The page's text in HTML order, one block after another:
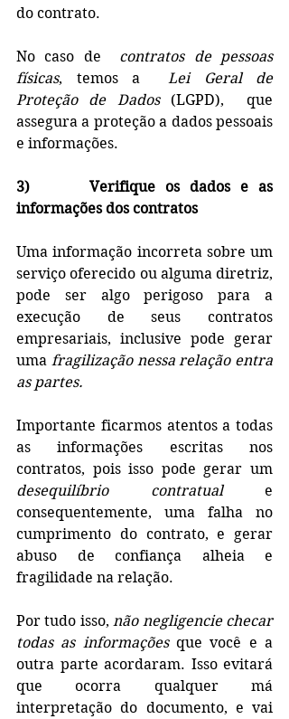
do contrato.
No caso de contratos de pessoas
físicas, temos a Lei Geral de
Proteção de Dados (LGPD),  que
assegura a proteção a dados pessoais
e informações.
3)      Verifique os dados e as
informações dos contratos
Uma informação incorreta sobre um
serviço oferecido ou alguma diretriz,
pode ser algo perigoso para a
execução de seus contratos
empresariais, inclusive pode gerar
uma fragilização nessa relação entra
as partes.
Importante ficarmos atentos a todas
as informações escritas nos
desequilíbrio contratual e
consequentemente, uma falha no
cumprimento do contrato, e gerar
abuso de confiança alheia e
fragilidade na relação.
Por tudo isso, não negligencie checar
todas as informações que você e a
outra parte acordaram. Isso evitará
que ocorra qualquer má
interpretação do documento, e vai